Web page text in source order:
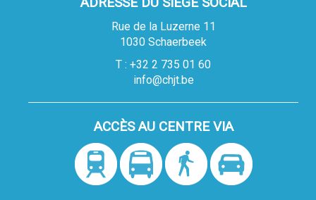
Rue de la Luzerne 11
1030 Schaerbeek
T : +32 2 735 01 60
info@chjt.be
ACCÈS AU CENTRE VIA